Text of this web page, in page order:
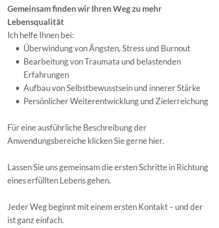
Gemeinsam finden wir Ihren Weg zu mehr
Lebensqualität
Ich helfe Ihnen bei:
Überwindung von Ängsten, Stress und Burnout
Bearbeitung von Traumata und belastenden
Erfahrungen
Aufbau von Selbstbewusstsein und innerer Stärke
Persönlicher Weiterentwicklung und Zielerreichung
Für eine ausführliche Beschreibung der
Anwendungsbereiche klicken Sie gerne hier.
Lassen Sie uns gemeinsam die ersten Schritte in Richtung
eines erfüllten Lebens gehen.
Jeder Weg beginnt mit einem ersten Kontakt – und der
ist ganz einfach.